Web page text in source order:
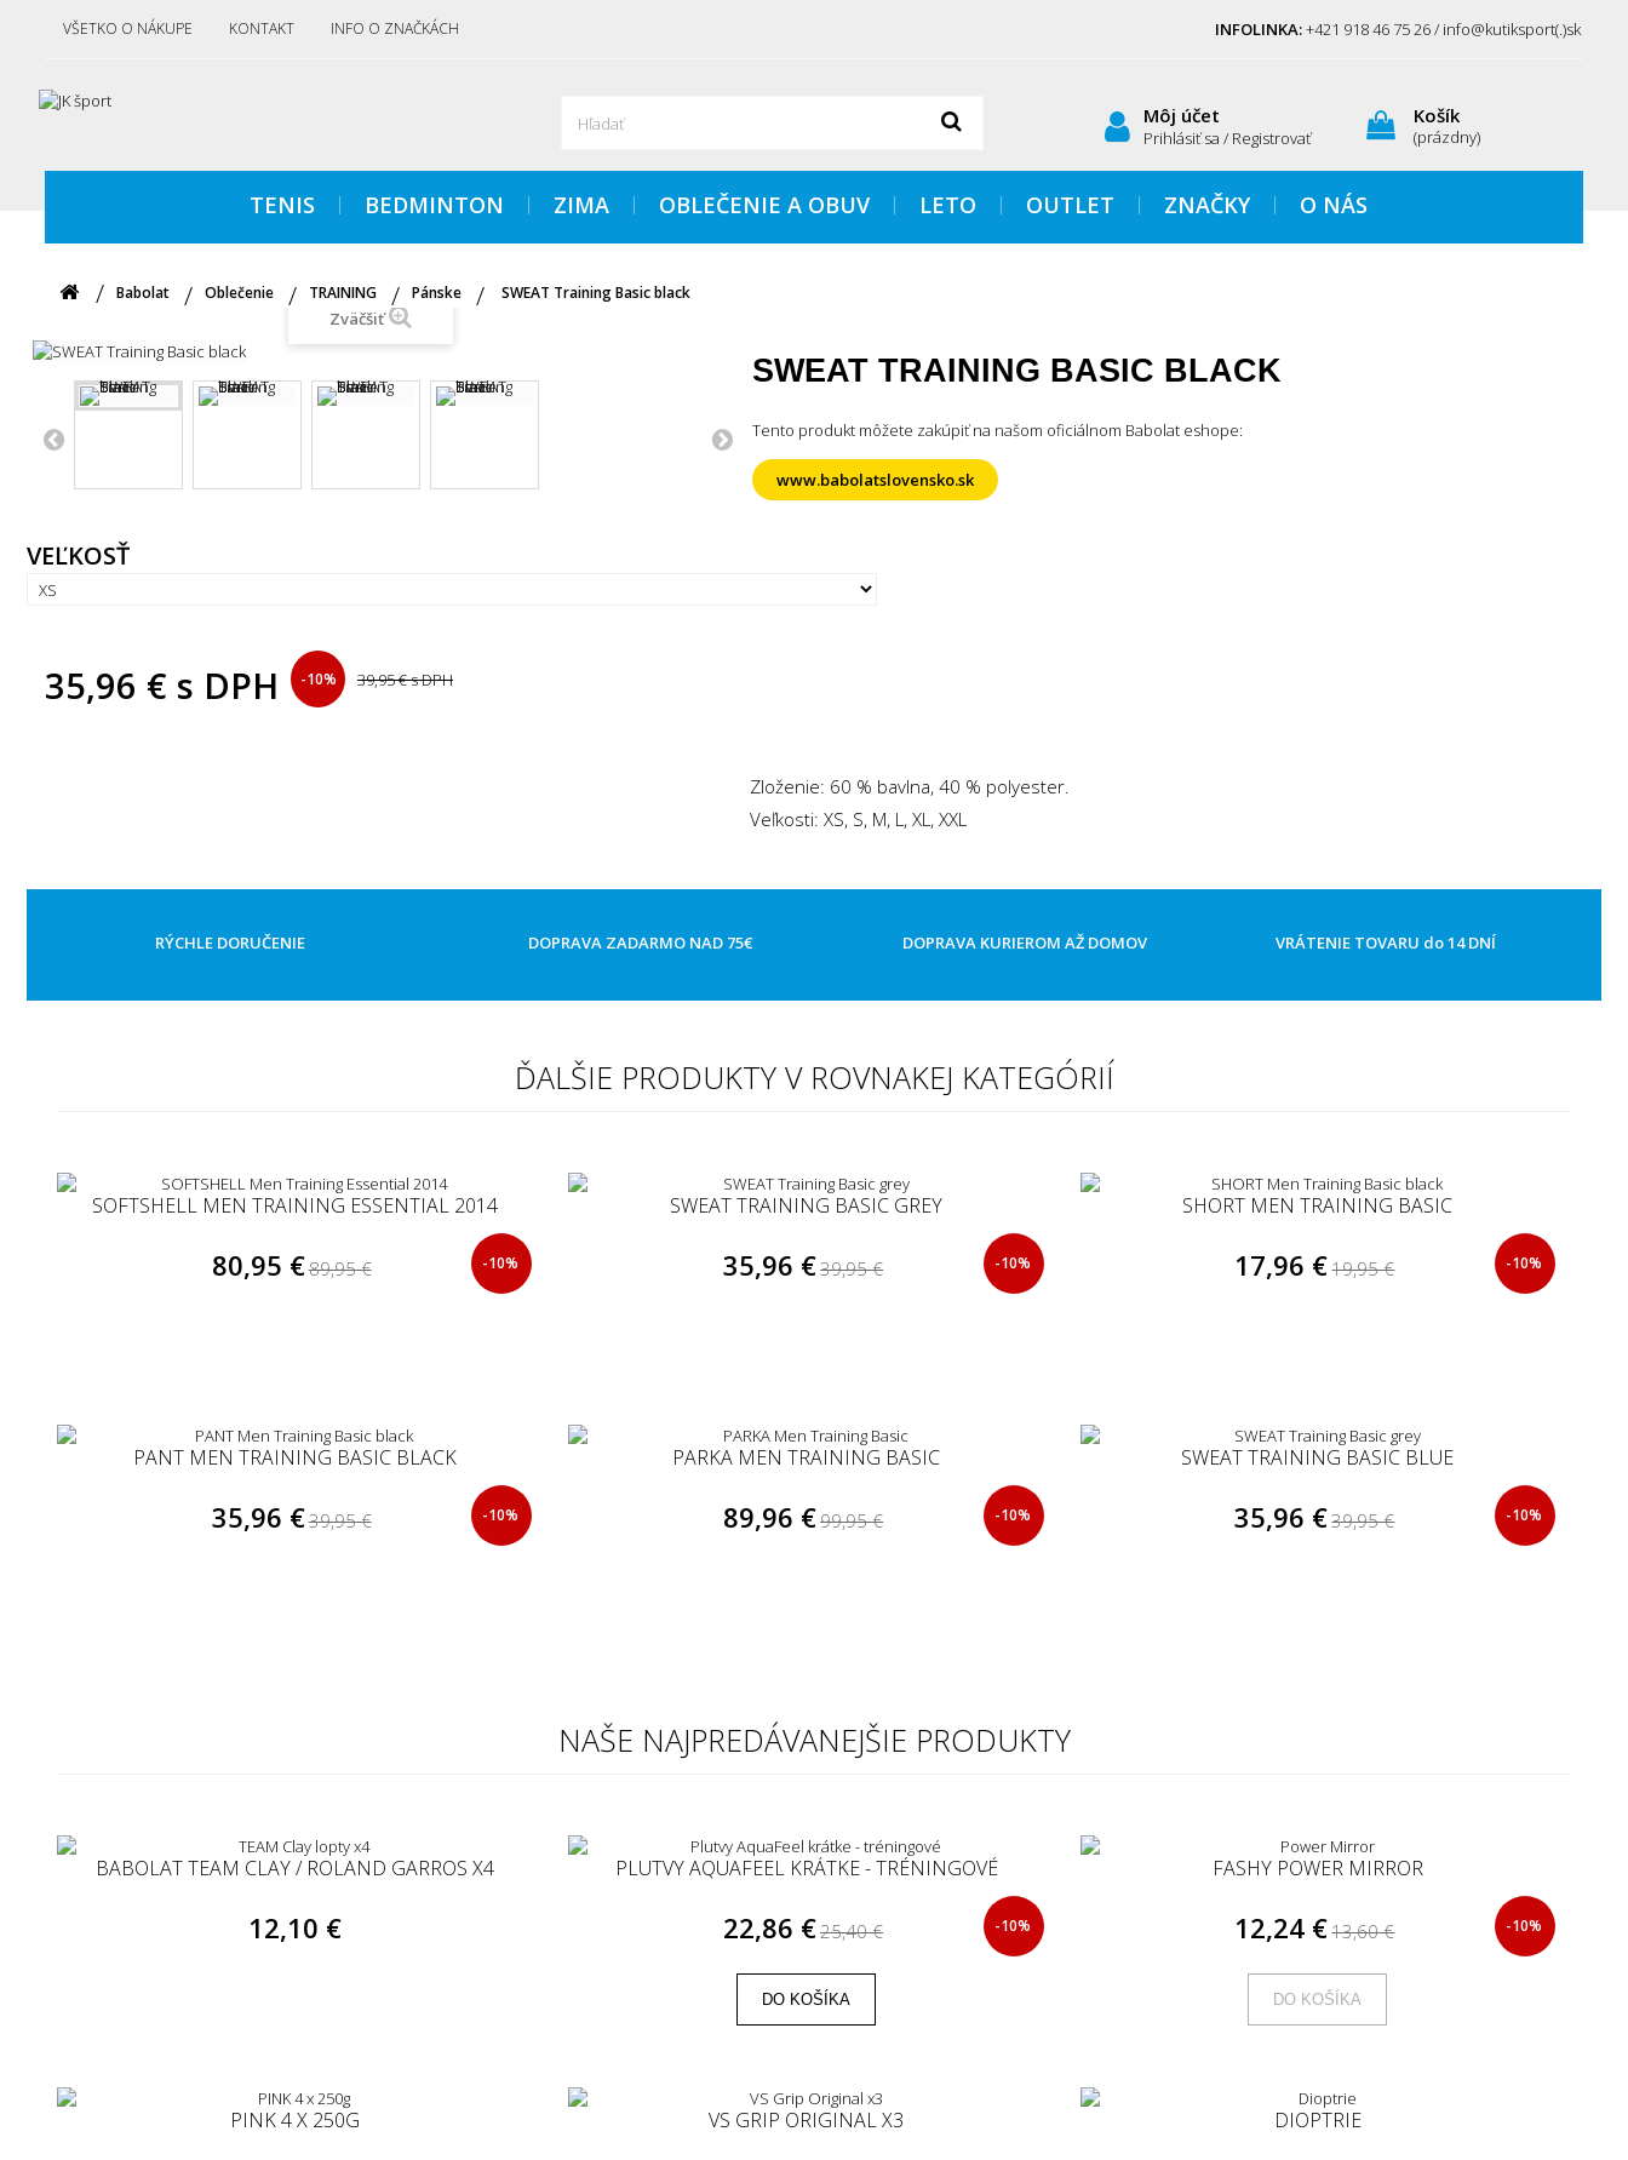
INFOLINKA:+421 918 46 75 26 / info@kutiksport(.)sk
VŠETKO O NÁKUPE KONTAKT INFO O ZNAČKÁCH
Košík
(prázdny)
Môj účet
Prihlásiť sa / Registrovať
TENIS BEDMINTON ZIMA OBLEČENIE A OBUV LETO OUTLET ZNAČKY O NÁS
Babolat Oblečenie TRAINING Pánske SWEAT Training Basic black
Zväčšiť
SWEAT TRAINING BASIC BLACK
Tento produkt môžete zakúpiť na našom oficiálnom Babolat eshope:
www.babolatslovensko.sk
VEĽKOSŤ
35,96 € s DPH -10% 39,95 €s DPH
Zloženie: 60 % bavlna, 40 % polyester.
Veľkosti: XS, S, M, L, XL, XXL
RÝCHLE DORUČENIE DOPRAVA ZADARMO NAD 75€ DOPRAVA KURIEROM AŽ DOMOV VRÁTENIE TOVARU do 14 DNÍ
ĎALŠIE PRODUKTY V ROVNAKEJ KATEGÓRIÍ
SOFTSHELL MEN TRAINING ESSENTIAL 2014
80,95 €89,95 € -10%
SWEAT TRAINING BASIC GREY
35,96 €39,95 € -10%
SHORT MEN TRAINING BASIC
17,96 €19,95 € -10%
PANT MEN TRAINING BASIC BLACK
35,96 €39,95 € -10%
PARKA MEN TRAINING BASIC
89,96 €99,95 € -10%
SWEAT TRAINING BASIC BLUE
35,96 €39,95 € -10%
NAŠE NAJPREDÁVANEJŠIE PRODUKTY
BABOLAT TEAM CLAY / ROLAND GARROS X4
12,10 €
PLUTVY AQUAFEEL KRÁTKE - TRÉNINGOVÉ
22,86 €25,40 € -10%
DO KOŠÍKA
FASHY POWER MIRROR
12,24 €13,60 € -10%
DO KOŠÍKA
PINK 4 X 250G VS GRIP ORIGINAL X3 DIOPTRIE